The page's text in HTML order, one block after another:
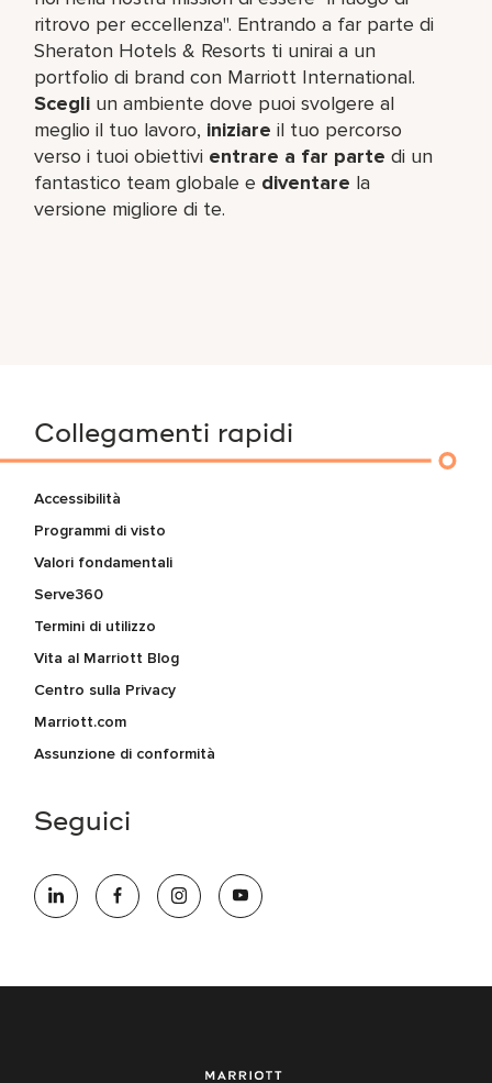
ritrovo per eccellenza". Entrando a far parte di
Sheraton Hotels & Resorts ti unirai a un
portfolio di brand con Marriott International.
Scegli un ambiente dove puoi svolgere al
meglio il tuo lavoro,​ iniziare il tuo percorso
verso i tuoi obiettivi entrare a far parte di un
fantastico team​ globale e diventare la
versione migliore di te.
Collegamenti rapidi
Accessibilità
Programmi di visto
Valori fondamentali
Serve360
Termini di utilizzo
Vita al Marriott Blog
Centro sulla Privacy
Marriott.com
Assunzione di conformità
Seguici